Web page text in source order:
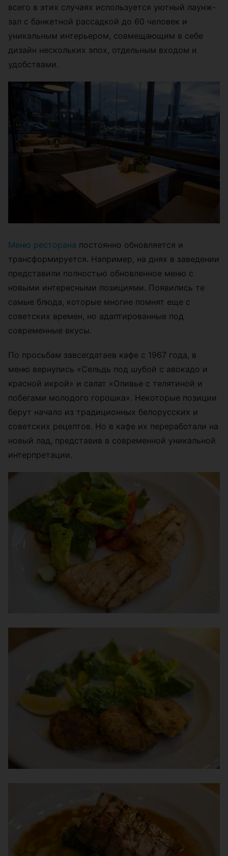
всего в этих случаях используется уютный лаунж-
зал с банкетной рассадкой до 60 человек и
уникальным интерьером, совмещающим в себе
дизайн нескольких эпох, отдельным входом и
удобствами.
Меню ресторана постоянно обновляется и
трансформируется. Например, на днях в заведении
представили полностью обновленное меню с
новыми интересными позициями. Появились те
самые блюда, которые многие помнят еще с
советских времен, но адаптированные под
современные вкусы.
По просьбам завсегдатаев кафе с 1967 года, в
меню вернулись «Сельдь под шубой с авокадо и
красной икрой» и салат «Оливье с телятиной и
побегами молодого горошка». Некоторые позиции
берут начало из традиционных белорусских и
советских рецептов. Но в кафе их переработали на
новый лад, представив в современной уникальной
интерпретации.